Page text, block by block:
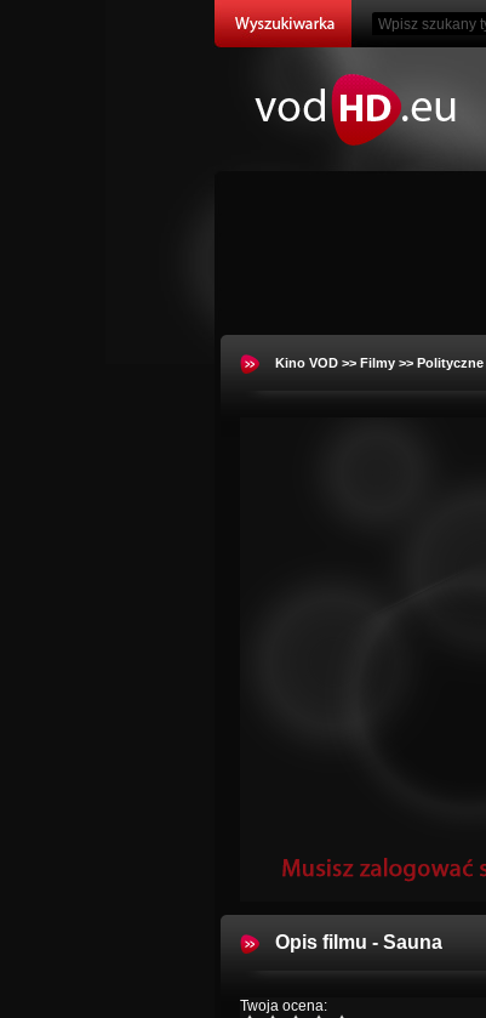
Kino VOD >> Filmy >> Polityczne
Opis filmu - Sauna
Twoja ocena: